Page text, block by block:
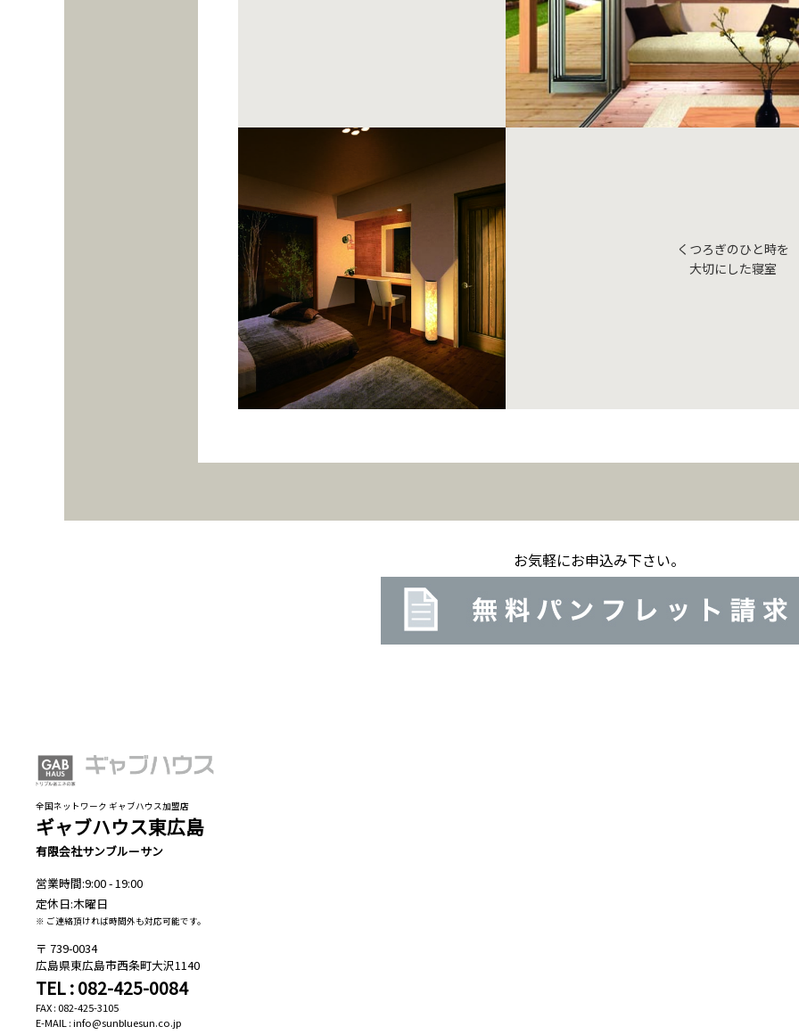
くつろぎのひと時を
大切にした寝室
お気軽にお申込み下さい。
全国ネットワーク ギャブハウス加盟店
ギャブハウス東広島
有限会社サンブルーサン
営業時間:9:00 - 19:00
定休日:木曜日
※ ご連絡頂ければ時間外も対応可能です。
739-0034
広島県東広島市西条町大沢1140
TEL : 082-425-0084
FAX : 082-425-3105
E-MAIL : info@sunbluesun.co.jp